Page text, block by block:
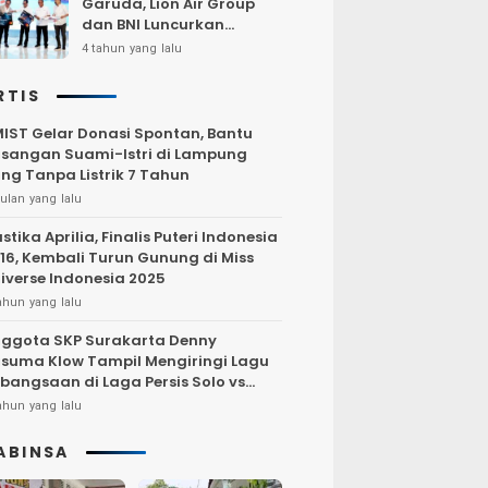
dan BNI Luncurkan
Program Terbang Hemat
4 tahun yang lalu
Gelar Donasi Spontan, Bantu
Suami-Istri di Lampung
Tanpa Listrik 7 Tahun
yang lalu
Aprilia, Finalis Puteri Indonesia
Kembali Turun Gunung di Miss
Indonesia 2025
yang lalu
SKP Surakarta Denny
Klow Tampil Mengiringi Lagu
di Laga Persis Solo vs
Jakarta
yang lalu